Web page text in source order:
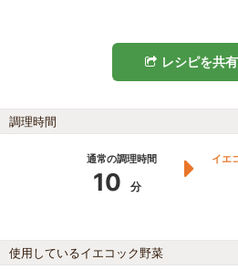
レシピを共
調理時間
通常の調理時間
10 分
イエ
使用しているイエコック野菜